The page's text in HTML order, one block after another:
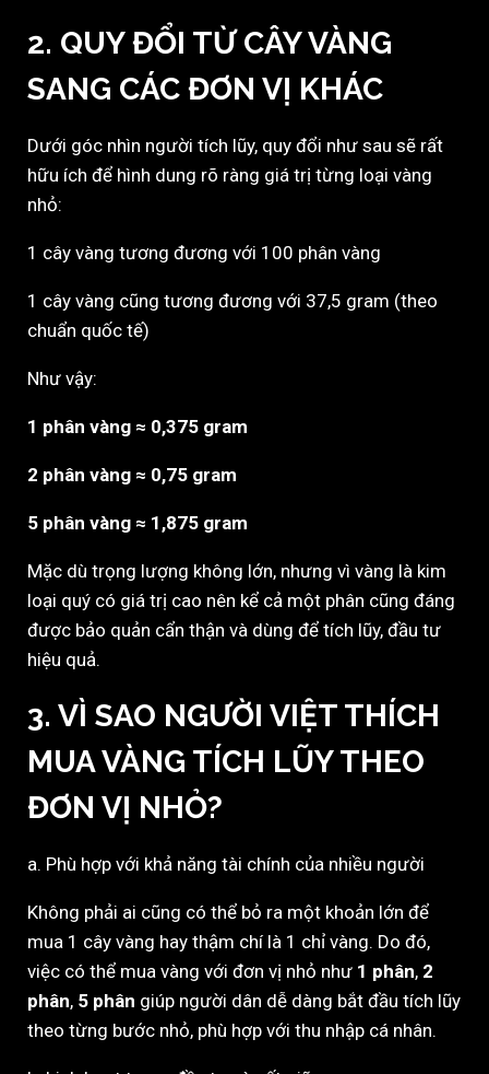
2. QUY ĐỔI TỪ CÂY VÀNG
SANG CÁC ĐƠN VỊ KHÁC
Dưới góc nhìn người tích lũy, quy đổi như sau sẽ rất
hữu ích để hình dung rõ ràng giá trị từng loại vàng
nhỏ:
1 cây vàng tương đương với 100 phân vàng
1 cây vàng cũng tương đương với 37,5 gram (theo
chuẩn quốc tế)
Như vậy:
1 phân vàng ≈ 0,375 gram
2 phân vàng ≈ 0,75 gram
5 phân vàng ≈ 1,875 gram
Mặc dù trọng lượng không lớn, nhưng vì vàng là kim
loại quý có giá trị cao nên kể cả một phân cũng đáng
được bảo quản cẩn thận và dùng để tích lũy, đầu tư
hiệu quả.
3. VÌ SAO NGƯỜI VIỆT THÍCH
MUA VÀNG TÍCH LŨY THEO
ĐƠN VỊ NHỎ?
a. Phù hợp với khả năng tài chính của nhiều người
Không phải ai cũng có thể bỏ ra một khoản lớn để
mua 1 cây vàng hay thậm chí là 1 chỉ vàng. Do đó,
việc có thể mua vàng với đơn vị nhỏ như 1 phân, 2
phân, 5 phân giúp người dân dễ dàng bắt đầu tích lũy
theo từng bước nhỏ, phù hợp với thu nhập cá nhân.